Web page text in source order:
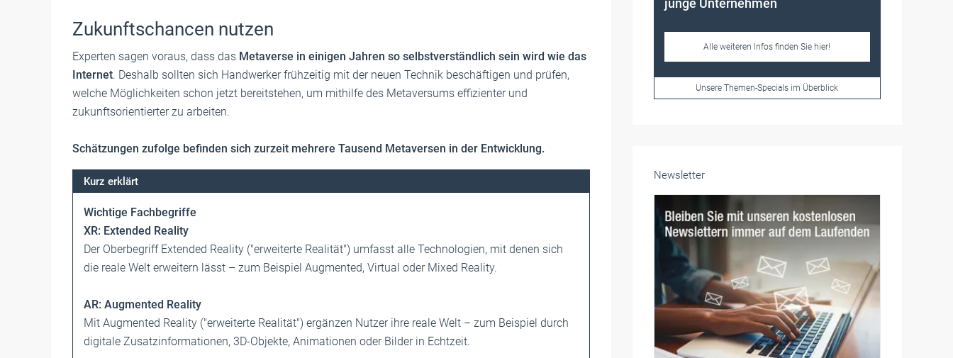
Zukunftschancen nutzen
Experten sagen voraus, dass das Metaverse in einigen Jahren so selbstverständlich sein wird wie das
Internet. Deshalb sollten sich Handwerker frühzeitig mit der neuen Technik beschäftigen und prüfen,
welche Möglichkeiten schon jetzt bereitstehen, um mithilfe des Metaversums effizienter und
zukunftsorientierter zu arbeiten.
Schätzungen zufolge ­befinden sich zurzeit ­mehrere Tausend ­Metaversen in der Entwicklung.
Kurz erklärt
Wichtige Fachbegriffe
XR: Extended Reality
Der Oberbegriff Extended Reality ("erweiterte Realität") umfasst alle Technologien, mit denen sich
die ­reale Welt erweitern lässt – zum Beispiel Augmented, Virtual oder Mixed Reality.
AR: Augmented Reality
Mit Augmented Reality ("erweiterte Realität") ­er­gänzen Nutzer ihre reale Welt – zum Beispiel durch
d­igitale Zusatzinformationen, 3D-Objekte, Anima­tionen oder Bilder in Echtzeit.
Frauen im Handwerk
Newsletter